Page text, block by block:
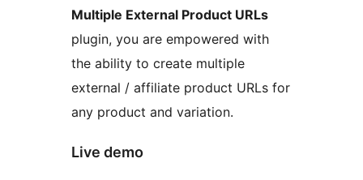
Multiple External Product URLs
plugin, you are empowered with
the ability to create multiple
external / affiliate product URLs for
any product and variation.
Live demo